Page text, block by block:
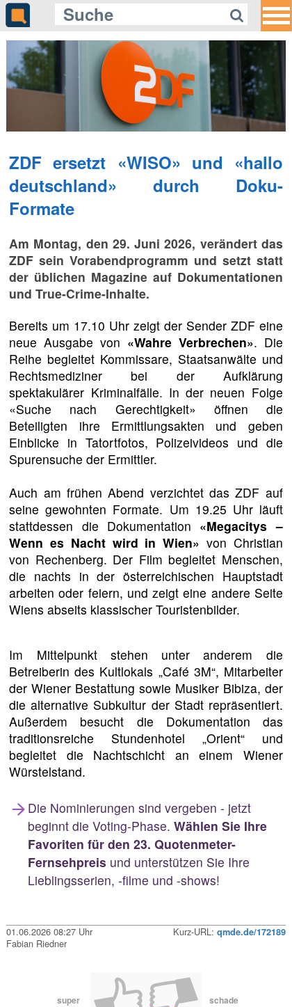
ZDF ersetzt «WISO» und «hallo
deutschland» durch Doku-
Formate
Am Montag, den 29. Juni 2026, verändert das
ZDF sein Vorabendprogramm und setzt statt
der üblichen Magazine auf Dokumentationen
und True-Crime-Inhalte.
Bereits um 17.10 Uhr zeigt der Sender ZDF eine
neue Ausgabe von «Wahre Verbrechen». Die
Reihe begleitet Kommissare, Staatsanwälte und
Rechtsmediziner bei der Aufklärung
spektakulärer Kriminalfälle. In der neuen Folge
«Suche nach Gerechtigkeit» öffnen die
Beteiligten ihre Ermittlungsakten und geben
Einblicke in Tatortfotos, Polizeivideos und die
Spurensuche der Ermittler.
Auch am frühen Abend verzichtet das ZDF auf
seine gewohnten Formate. Um 19.25 Uhr läuft
stattdessen die Dokumentation «Megacitys –
Wenn es Nacht wird in Wien» von Christian
von Rechenberg. Der Film begleitet Menschen,
die nachts in der österreichischen Hauptstadt
arbeiten oder feiern, und zeigt eine andere Seite
Wiens abseits klassischer Touristenbilder.
Im Mittelpunkt stehen unter anderem die
Betreiberin des Kultlokals „Café 3M“, Mitarbeiter
der Wiener Bestattung sowie Musiker Bibiza, der
die alternative Subkultur der Stadt repräsentiert.
Außerdem besucht die Dokumentation das
traditionsreiche Stundenhotel „Orient“ und
begleitet die Nachtschicht an einem Wiener
Würstelstand.
Die Nominierungen sind vergeben - jetzt
beginnt die Voting-Phase. Wählen Sie Ihre
Favoriten für den 23. Quotenmeter-
Fernsehpreis und unterstützen Sie Ihre
Lieblingsserien, -filme und -shows!
01.06.2026 08:27 Uhr Kurz-URL: qmde.de/172189
Fabian Riedner
super schade